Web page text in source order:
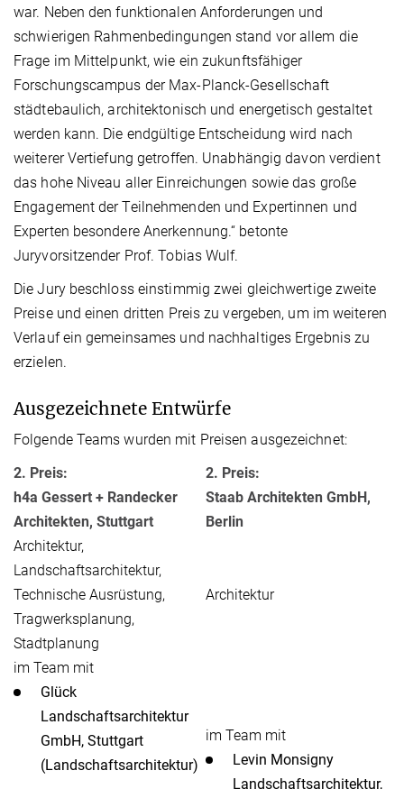
war. Neben den funktionalen Anforderungen und
schwierigen Rahmenbedingungen stand vor allem die
Frage im Mittelpunkt, wie ein zukunftsfähiger
Forschungscampus der Max-Planck-Gesellschaft
städtebaulich, architektonisch und energetisch gestaltet
werden kann. Die endgültige Entscheidung wird nach
weiterer Vertiefung getroffen. Unabhängig davon verdient
das hohe Niveau aller Einreichungen sowie das große
Engagement der Teilnehmenden und Expertinnen und
Experten besondere Anerkennung.“ betonte
Juryvorsitzender Prof. Tobias Wulf.
Die Jury beschloss einstimmig zwei gleichwertige zweite
Preise und einen dritten Preis zu vergeben, um im weiteren
Verlauf ein gemeinsames und nachhaltiges Ergebnis zu
erzielen.
Ausgezeichnete Entwürfe
Folgende Teams wurden mit Preisen ausgezeichnet:
2. Preis:
h4a Gessert + Randecker
Architekten, Stuttgart
2. Preis:
Staab Architekten GmbH,
Berlin
Architektur,
Landschaftsarchitektur,
Technische Ausrüstung,
Tragwerksplanung,
Stadtplanung
Architektur
im Team mit
Glück
Landschaftsarchitektur
GmbH, Stuttgart
(Landschaftsarchitektur)
im Team mit
Levin Monsigny
Landschaftsarchitektur,